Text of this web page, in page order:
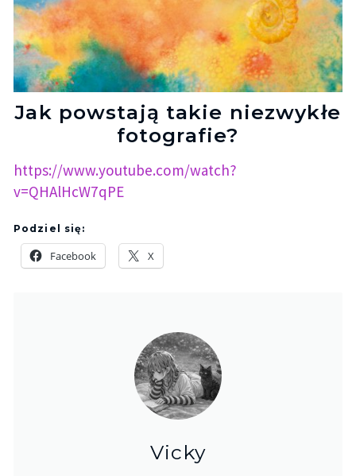
Jak powstają takie niezwykłe
fotografie?
https://www.youtube.com/watch?
v=QHAlHcW7qPE
Podziel się:
Facebook X
Vicky